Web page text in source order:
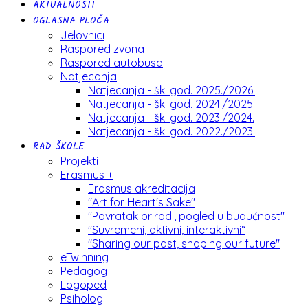
AKTUALNOSTI
OGLASNA PLOČA
Jelovnici
Raspored zvona
Raspored autobusa
Natjecanja
Natjecanja - šk. god. 2025./2026.
Natjecanja - šk. god. 2024./2025.
Natjecanja - šk. god. 2023./2024.
Natjecanja - šk. god. 2022./2023.
RAD ŠKOLE
Projekti
Erasmus +
Erasmus akreditacija
"Art for Heart's Sake"
"Povratak prirodi, pogled u budućnost"
"Suvremeni, aktivni, interaktivni“
"Sharing our past, shaping our future"
eTwinning
Pedagog
Logoped
Psiholog